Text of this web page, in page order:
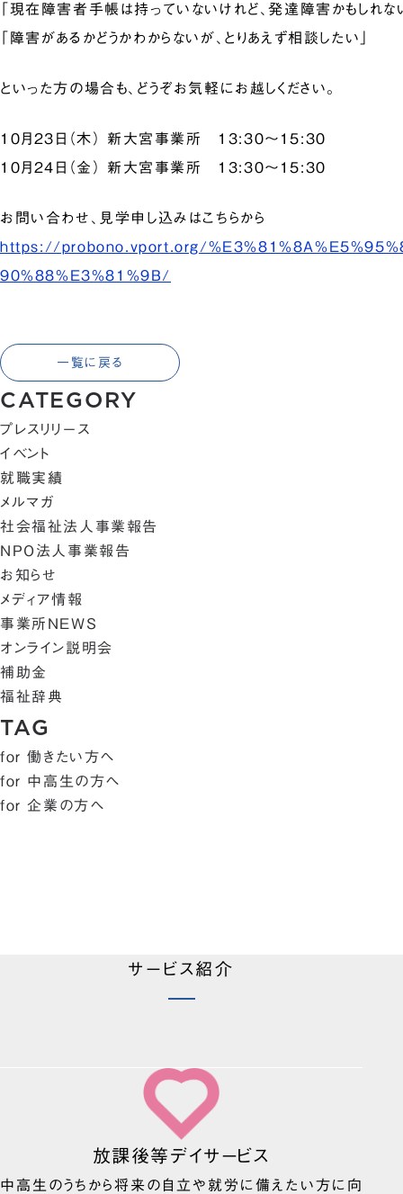
CATEGORY
プレスリリース
イベント
就職実績
メルマガ
社会福祉法人事業報告
NPO法人事業報告
お知らせ
メディア情報
事業所NEWS
オンライン説明会
補助金
福祉辞典
TAG
for 働きたい方へ
for 中高生の方へ
for 企業の方へ
「現在障害者手帳は持っていないけれど、発達障害かもしれな
「障害があるかどうかわからないが、とりあえず相談したい」
といった方の場合も、どうぞお気軽にお越しください。
10月23日（木） 新大宮事業所 13:30～15:30
10月24日（金） 新大宮事業所 13:30～15:30
お問い合わせ、見学申し込みはこちらから
https://probono.vport.org/
90%88%E3%81%9B/
一覧に戻る
サービス紹介
放課後等デイサービス
中高生のうちから将来の自立や就労に備えたい方に向